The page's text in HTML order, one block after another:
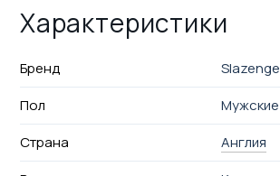
Характеристики
Бренд
Пол
Мужские
Страна
Англия